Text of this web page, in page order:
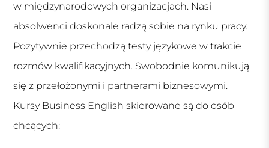
w międzynarodowych organizacjach. Nasi
absolwenci doskonale radzą sobie na rynku pracy.
Pozytywnie przechodzą testy językowe w trakcie
rozmów kwalifikacyjnych. Swobodnie komunikują
się z przełożonymi i partnerami biznesowymi.
Kursy Business English skierowane są do osób
chcących: